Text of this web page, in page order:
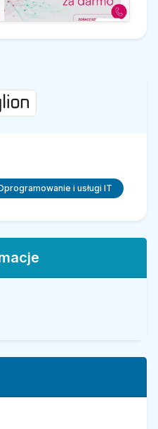
i usługi IT